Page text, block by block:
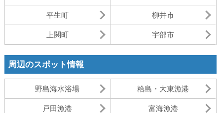
平生町 柳井市
上関町 宇部市
周辺のスポット情報
野島海水浴場 粭島・大東漁港
戸田漁港 富海漁港